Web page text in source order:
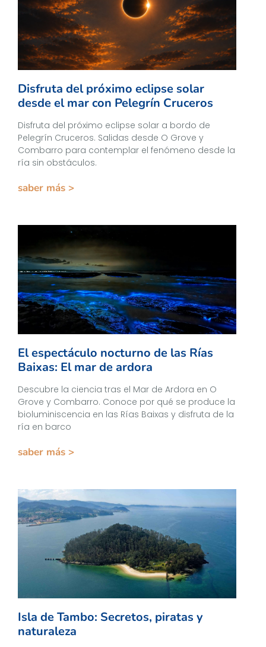
Disfruta del próximo eclipse solar
desde el mar con Pelegrín Cruceros
Disfruta del próximo eclipse solar a bordo de
Pelegrín Cruceros. Salidas desde O Grove y
Combarro para contemplar el fenómeno desde la
ría sin obstáculos.
saber más >
El espectáculo nocturno de las Rías
Baixas: El mar de ardora
Descubre la ciencia tras el Mar de Ardora en O
Grove y Combarro. Conoce por qué se produce la
bioluminiscencia en las Rías Baixas y disfruta de la
ría en barco
saber más >
Isla de Tambo: Secretos, piratas y
naturaleza